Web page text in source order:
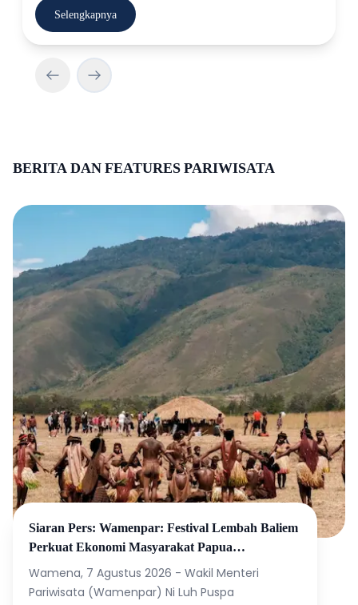
Selengkapnya
BERITA DAN FEATURES PARIWISATA
Siaran Pers: Wamenpar: Festival Lembah Baliem
Perkuat Ekonomi Masyarakat Papua
Pegunungan
Wamena, 7 Agustus 2026 - Wakil Menteri
Pariwisata (Wamenpar) Ni Luh Puspa